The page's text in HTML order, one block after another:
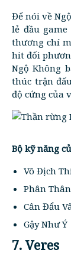
Để nói về
lẻ đầu
thương chí
hit đối
Ngộ Không
thúc trận
độ cứng của
Bộ kỹ năng
Vô Địch
Phân
Cân Đẩu
Gậy Như Ý
7. Veres